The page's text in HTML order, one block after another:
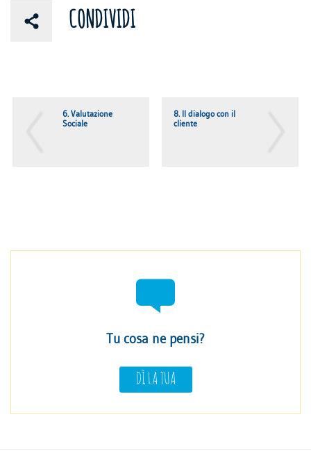
CONDIVIDI
6. Valutazione
Sociale
8. Il dialogo con il
cliente
Tu cosa ne pensi?
DÌ LA TUA